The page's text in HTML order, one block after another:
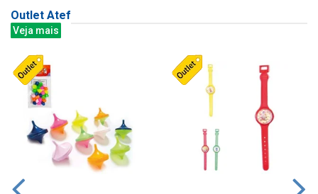
Outlet Atef
Veja mais